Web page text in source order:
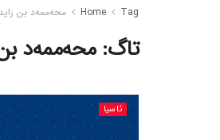
Home Tag محەممەد بن زاید
تاگ:محەممەد
ئاسیا